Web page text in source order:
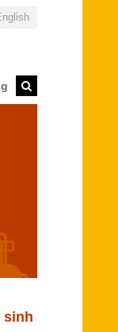
sinh